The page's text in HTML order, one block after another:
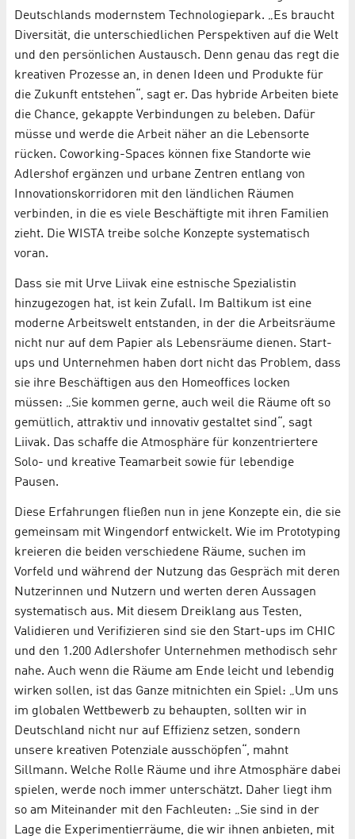
Deutschlands modernstem Technologiepark. „Es braucht
Diversität, die unterschiedlichen Perspektiven auf die Welt
und den persönlichen Austausch. Denn genau das regt die
kreativen Prozesse an, in denen Ideen und Produkte für
die Zukunft entstehen“, sagt er. Das hybride Arbeiten biete
die Chance, gekappte Verbindungen zu beleben. Dafür
müsse und werde die Arbeit näher an die Lebensorte
rücken. Coworking-Spaces können fixe Standorte wie
Adlershof ergänzen und urbane Zentren entlang von
Innovationskorridoren mit den ländlichen Räumen
verbinden, in die es viele Beschäftigte mit ihren Familien
zieht. Die WISTA treibe solche Konzepte systematisch
voran.
Dass sie mit Urve Liivak eine estnische Spezialistin
hinzugezogen hat, ist kein Zufall. Im Baltikum ist eine
moderne Arbeitswelt entstanden, in der die Arbeitsräume
nicht nur auf dem Papier als Lebensräume dienen. Start-
ups und Unternehmen haben dort nicht das Problem, dass
sie ihre Beschäftigen aus den Homeoffices locken
müssen: „Sie kommen gerne, auch weil die Räume oft so
gemütlich, attraktiv und innovativ gestaltet sind“, sagt
Liivak. Das schaffe die Atmosphäre für konzentriertere
Solo- und kreative Teamarbeit sowie für lebendige
Pausen.
Diese Erfahrungen fließen nun in jene Konzepte ein, die sie
gemeinsam mit Wingendorf entwickelt. Wie im Prototyping
kreieren die beiden verschiedene Räume, suchen im
Vorfeld und während der Nutzung das Gespräch mit deren
Nutzerinnen und Nutzern und werten deren Aussagen
systematisch aus. Mit diesem Dreiklang aus Testen,
Validieren und Verifizieren sind sie den Start-ups im CHIC
und den 1.200 Adlershofer Unternehmen methodisch sehr
nahe. Auch wenn die Räume am Ende leicht und lebendig
wirken sollen, ist das Ganze mitnichten ein Spiel: „Um uns
im globalen Wettbewerb zu behaupten, sollten wir in
Deutschland nicht nur auf Effizienz setzen, sondern
unsere kreativen Potenziale ausschöpfen“, mahnt
Sillmann. Welche Rolle Räume und ihre Atmosphäre dabei
spielen, werde noch immer unterschätzt. Daher liegt ihm
so am Miteinander mit den Fachleuten: „Sie sind in der
Lage die Experimentierräume, die wir ihnen anbieten, mit